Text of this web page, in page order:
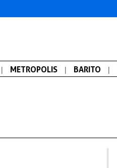
| METROPOLIS | BARITO |